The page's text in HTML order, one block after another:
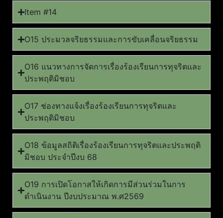
Item #14
O15 ประมวลจริยธรรมและการขับเคลื่อนจริยธรรม
O16 แนวทางการจัดการเรื่องร้องเรียนการทุจริตและ
ประพฤติมิชอบ
O17 ช่องทางแจ้งเรื่องร้องเรียนการทุจริตและ
ประพฤติมิชอบ
O18 ข้อมูลสถิติเรื่องร้องเรียนการทุจริตและประพฤติ
มิชอบ ประจำปีงบ 68
O19 การเปิดโอกาสให้เกิดการมีส่วนร่วมในการ
ดำเนินงาน ปีงบประมาณ พ.ศ2569